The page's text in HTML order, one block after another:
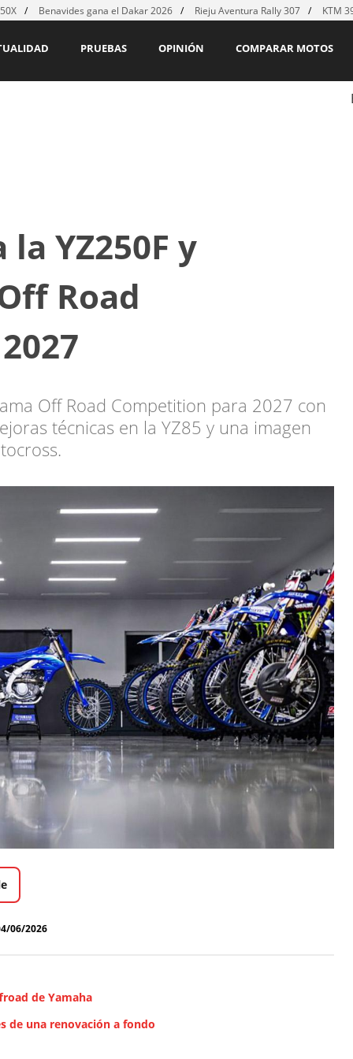
Benavides gana el Dakar 2026 Rieju Aventura Rally 307 KTM
COMPARAR MOTOS
OPINIÓN
PRUEBAS
YZ250F y
Road
Off Road Competition para 2027 con
técnicas en la YZ85 y una imagen
06/2026
de Yamaha
de una renovación a fondo